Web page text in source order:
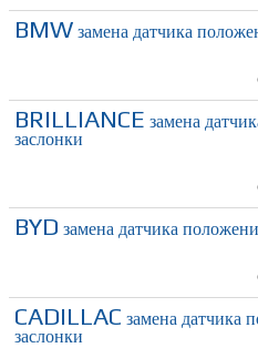
BMW замена датчика
BRILLIANCE замена
заслонки
BYD замена датчика
CADILLAC замена датчика
заслонки